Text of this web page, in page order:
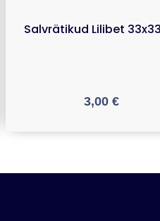
Salvrätikud Lilibet
3,00€